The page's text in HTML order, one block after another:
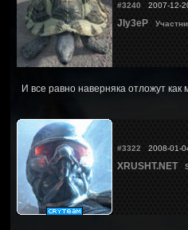
#3240 2007-12-
JIy3eP
И все равно наверняка отложут как
#3322 2008-01-
XRUSHT.NET